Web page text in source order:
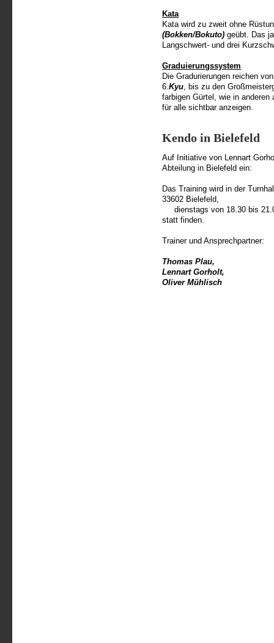
Kata
Kata wird zu zweit ohne
(Bokken/Bokuto) geübt. Das
Langschwert- und drei
Graduierungssystem
Die Gradurierungen reichen
6.Kyu, bis zu den
farbigen Gürtel, wie in
für alle sichtbar anzeigen.
Kendo in Bielefeld
Auf Initiative von Lennart
Abteilung in Bielefeld ein:
Das Training wird in der
33602 Bielefeld,
dienstags von 18.30 bis
statt finden.
Trainer und Ansprechpartner:
Thomas Plau,
Lennart Gorholt,
Oliver Mühlisch